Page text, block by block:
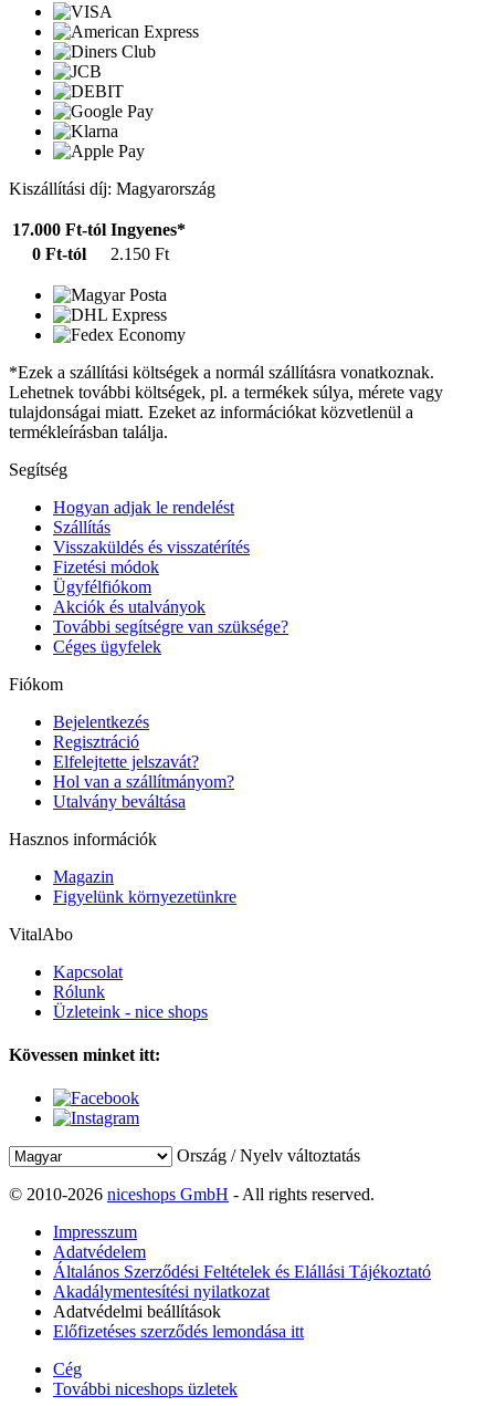
Kiszállítási díj: Magyarország
17.000 Ft-tól Ingyenes*
0 Ft-tól
2.150 Ft
*Ezek a szállítási költségek a normál szállításra vonatkoznak.
Lehetnek további költségek, pl. a termékek súlya, mérete vagy
tulajdonságai miatt. Ezeket az információkat közvetlenül a
termékleírásban találja.
Segítség
Hogyan adjak le rendelést
Szállítás
Visszaküldés és visszatérítés
Fizetési módok
Ügyfélfiókom
Akciók és utalványok
További segítségre van szüksége?
Céges ügyfelek
Fiókom
Bejelentkezés
Regisztráció
Elfelejtette jelszavát?
Hol van a szállítmányom?
Utalvány beváltása
Hasznos információk
Magazin
Figyelünk környezetünkre
VitalAbo
Kapcsolat
Rólunk
Üzleteink - nice shops
Kövessen minket itt:
Ország / Nyelv változtatás
© 2010-2026 niceshops GmbH - All rights reserved.
Impresszum
Adatvédelem
Általános Szerződési Feltételek és Elállási Tájékoztató
Akadálymentesítési nyilatkozat
Adatvédelmi beállítások
Előfizetéses szerződés lemondása itt
Cég
További niceshops üzletek